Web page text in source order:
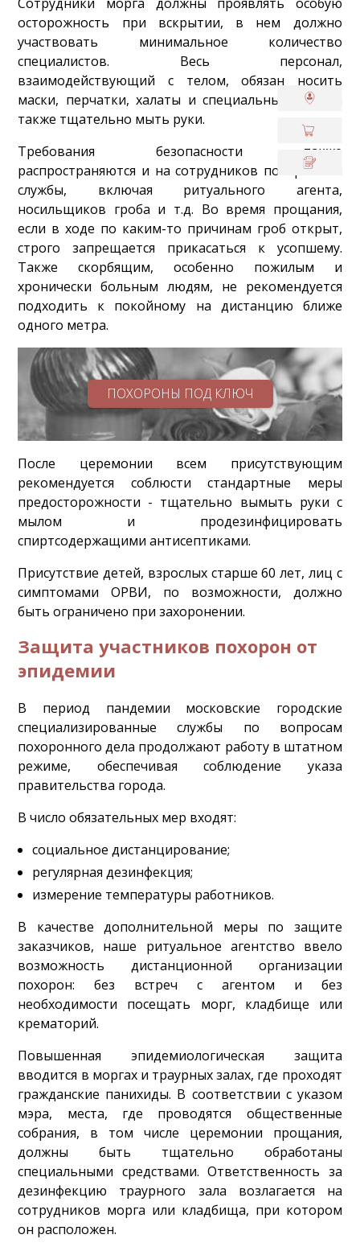
осторожность при вскрытии, в нем должно
участвовать минимальное количество
специалистов. Весь персонал,
взаимодействующий с телом, обязан носить
маски, перчатки, халаты и специальные очки, а
также тщательно мыть руки.
Требования безопасности также
распространяются и на сотрудников похоронной
службы, включая ритуального агента,
носильщиков гроба и т.д. Во время прощания,
если в ходе по каким-то причинам гроб открыт,
строго запрещается прикасаться к усопшему.
Также скорбящим, особенно пожилым и
хронически больным людям, не рекомендуется
подходить к покойному на дистанцию ближе
одного метра.
ПОХОРОНЫ ПОД КЛЮЧ
После церемонии всем присутствующим
рекомендуется соблюсти стандартные меры
предосторожности - тщательно вымыть руки с
мылом и продезинфицировать
спиртсодержащими антисептиками.
Присутствие детей, взрослых старше 60 лет, лиц c
симптомами ОРВИ, по возможности, должно
быть ограничено при захоронении.
Защита участников похорон от
эпидемии
В период пандемии московские городские
специализированные службы по вопросам
похоронного дела продолжают работу в штатном
режиме, обеспечивая соблюдение указа
правительства города.
В число обязательных мер входят:
социальное дистанцирование;
регулярная дезинфекция;
измерение температуры работников.
В качестве дополнительной меры по защите
заказчиков, наше ритуальное агентство ввело
возможность дистанционной организации
похорон: без встреч с агентом и без
необходимости посещать морг, кладбище или
крематорий.
Повышенная эпидемиологическая защита
вводится в моргах и траурных залах, где проходят
гражданские панихиды. В соответствии с указом
мэра, места, где проводятся общественные
собрания, в том числе церемонии прощания,
должны быть тщательно обработаны
специальными средствами. Ответственность за
дезинфекцию траурного зала возлагается на
сотрудников морга или кладбища, при котором
он расположен.